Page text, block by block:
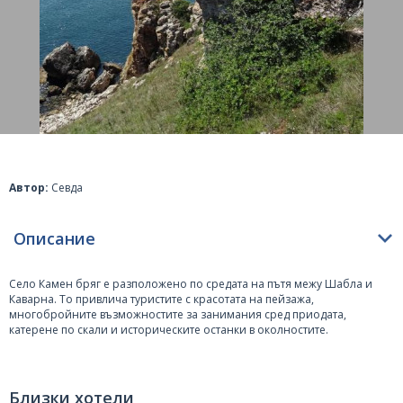
Автор: Севда
Описание
Село Камен бряг е разположено по средата на пътя межу Шабла и
Каварна. То привлича туристите с красотата на пейзажа,
многобройните възможностите за занимания сред приодата,
катерене по скали и историческите останки в околностите.
където в следствие на изтичане на природен газ вече над 50 години
Близки хотели